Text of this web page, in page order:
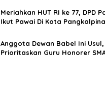
Meriahkan HUT RI ke 77, DPD
Ikut Pawai Di Kota
Anggota Dewan Babel Ini
Prioritaskan Guru Honorer